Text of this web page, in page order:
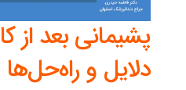
پشیمانی بعد از
دلایل و راه‌حل‌ها